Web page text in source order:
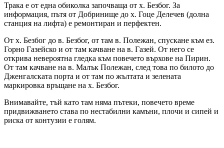
Трака е от една обиколка започваща от х. Безбог. За
информация, пътя от Добринище до х. Гоце Делечев (долна
станция на лифта) е ремонтиран и перфектен.
От х. Безбог до в. Безбог, от там в. Полежан, спускане към ез.
Горно Газейско и от там качване на в. Газей. От него се
открива невероятна гледка към повечето върхове на Пирин.
От там качване на в. Малък Полежан, след това по билото до
Дженгалската порта и от там по жълтата и зелената
маркировка връщане на х. Безбог.
Внимавайте, тъй като там няма пътеки, повечето време
придвижването става по нестабилни камъни, плочи и сипей и
риска от контузии е голям.